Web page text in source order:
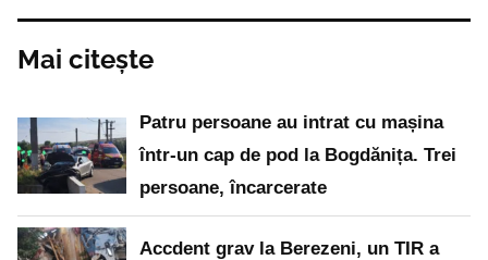
Mai citește
Patru persoane au intrat cu mașina
într-un cap de pod la Bogdănița. Trei
persoane, încarcerate
Accdent grav la Berezeni, un TIR a